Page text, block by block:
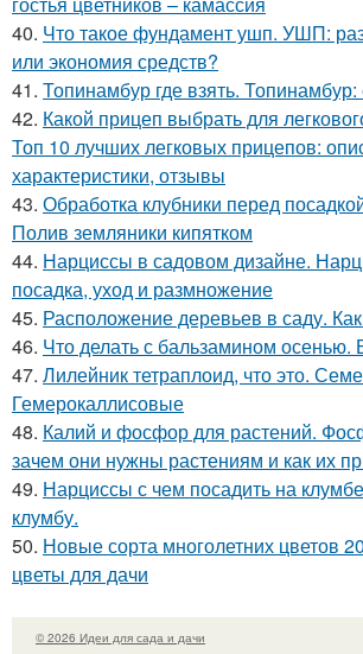
40. Что такое фундамент ушп. УШП:
или экономия средств?
41. Топинамбур где взять.
42. Какой прицеп выбрать для
Топ 10 лучших легковых прицепов:
характеристики, отзывы
43. Обработка клубники перед
Полив земляники кипятком
44. Нарциссы в садовом дизайне.
посадка, уход и размножение
45. Расположение деревьев в саду.
46. Что делать с бальзамином осенью.
47. Лилейник тетраплоид, что это.
Гемерокаллисовые
48. Калий и фосфор для растений.
зачем они нужны растениям и как их
49. Нарциссы с чем посадить на
клумбу.
50. Новые сорта многолетних цветов
цветы для дачи
© 2026 Идеи для сада и дачи